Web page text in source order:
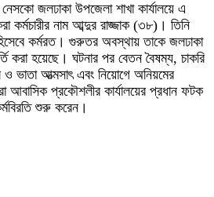
জলঢাকা উপজেলা শাখা কার্যালয়ে এ
কর্মচারীর নাম আব্দুর রাজ্জাক (৩৮)। তিনি
কর্মরত। গুরুতর অবস্থায় তাকে জলঢাকা
করা হয়েছে। ঘটনার পর বেতন বৈষম্য, চাকরি
ও ভাতা আত্মসাৎ এবং নিয়োগে অনিয়মের
আবাসিক প্রকৌশলীর কার্যালয়ের প্রধান ফটক
শুরু করেন।